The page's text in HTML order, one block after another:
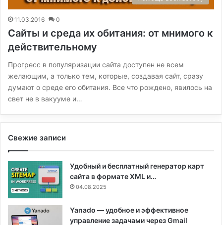
11.03.2016 0
Сайты и среда их обитания: от мнимого к
действительному
Прогресс в популяризации сайта доступен не всем
желающим, а только тем, которые, создавая сайт, сразу
думают о среде его обитания. Все что рождено, явилось на
свет не в вакууме и…
Свежие записи
Удобный и бесплатный генератор карт
сайта в формате XML и…
04.08.2025
Yanado — удобное и эффективное
управление задачами через Gmail